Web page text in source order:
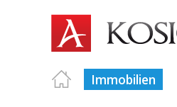
Immobilien